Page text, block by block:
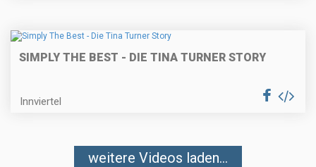
SIMPLY THE BEST - DIE TINA TURNER STORY
Innviertel
weitere Videos laden...